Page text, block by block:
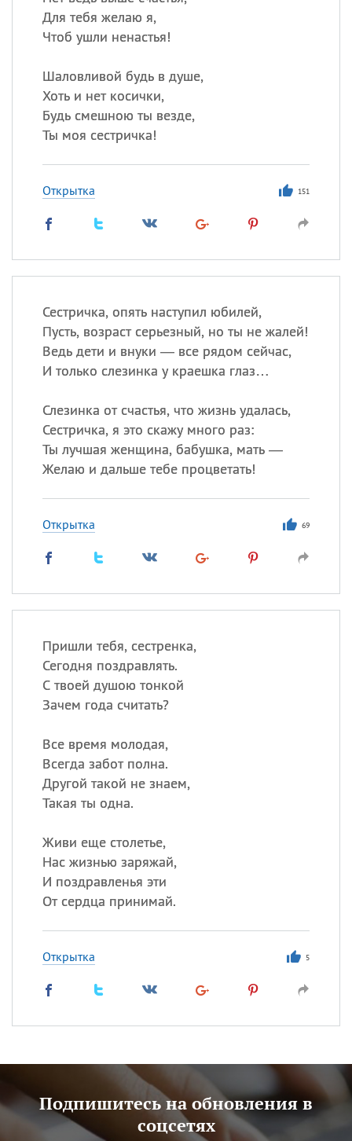
Для тебя желаю я,
Чтоб ушли ненастья!
Шаловливой будь в душе,
Хоть и нет косички,
Будь смешною ты везде,
Ты моя сестричка!
Открытка 151
Сестричка, опять наступил юбилей,
Пусть, возраст серьезный, но ты не жалей!
Ведь дети и внуки — все рядом сейчас,
И только слезинка у краешка глаз…
Слезинка от счастья, что жизнь удалась,
Сестричка, я это скажу много раз:
Ты лучшая женщина, бабушка, мать —
Желаю и дальше тебе процветать!
Открытка 69
Пришли тебя, сестренка,
Сегодня поздравлять.
С твоей душою тонкой
Зачем года считать?
Все время молодая,
Всегда забот полна.
Другой такой не знаем,
Такая ты одна.
Живи еще столетье,
Нас жизнью заряжай,
И поздравленья эти
От сердца принимай.
Открытка 5
Подпишитесь на обновления в
соцсетях